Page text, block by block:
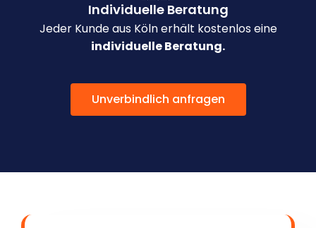
Individuelle Beratung
Jeder Kunde aus Köln erhält kostenlos eine
individuelle Beratung.
Unverbindlich anfragen